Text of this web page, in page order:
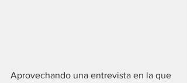
Aprovechando una entrevista en la que